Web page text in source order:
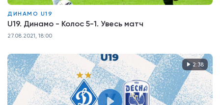
ДИНАМО U19
U19. Динамо - Колос 5-1. Увесь матч
27.08.2021, 18:00
2:38